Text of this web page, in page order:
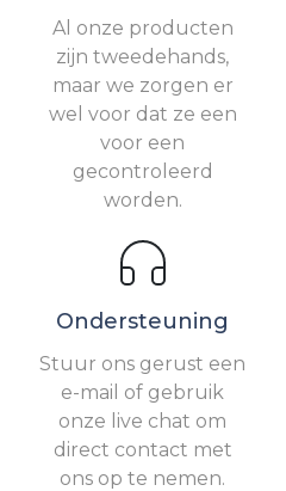
Al onze producten
zijn tweedehands,
maar we zorgen er
wel voor dat ze een
voor een
gecontroleerd
worden.
Ondersteuning
Stuur ons gerust een
e-mail of gebruik
onze live chat om
direct contact met
ons op te nemen.